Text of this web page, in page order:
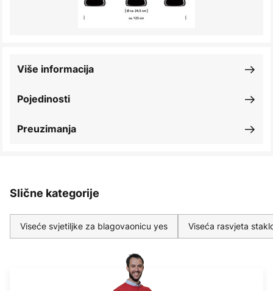
Pojedinosti
Više informacija
Preuzimanja
Slične kategorije
Viseće svjetiljke za blagovaonicu yes Viseća rasvjeta